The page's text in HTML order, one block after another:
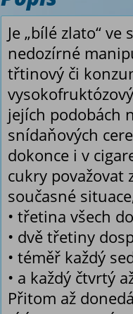
Je „bílé zlato“
nedozírné
třtinový či
jejích podobách
snídaňových
dokonce i v
cukry považovat
současné
• třetina všech
• dvě třetiny
• téměř každý
• a každý čtvrtý
Přitom až